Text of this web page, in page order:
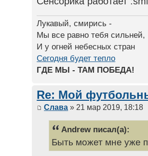
Лукавый, смирись -
Мы все равно тебя сильней,
И у огней небесных стран
Сегодня будет тепло
ГДЕ МЫ - ТАМ ПОБЕДА!
Re: Мой
Слава » 21 мар 2019, 18:18
Andrew писал(а):
Быть может мне уже